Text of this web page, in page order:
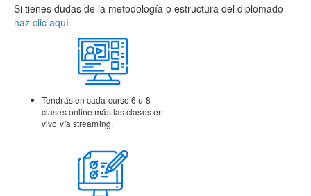
Si tienes dudas de la metodología o estructura del diplomado
haz clic aquí
Tendrás en cada curso 6 u 8
clases online más las clasesen
vivo vía streaming.